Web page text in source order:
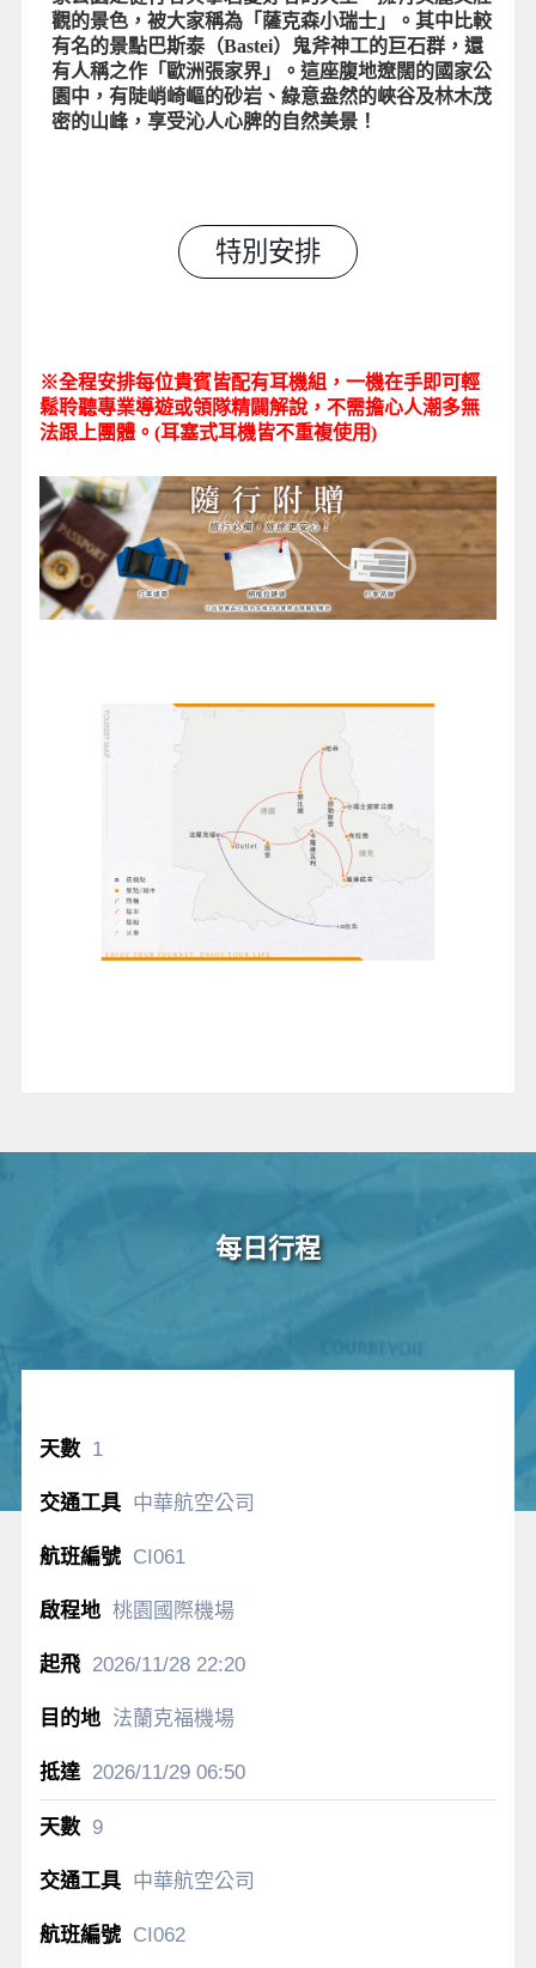
觀的景色，被大家稱為「薩克森小瑞士」。其中比較
有名的景點巴斯泰（Bastei）鬼斧神工的巨石群，還
有人稱之作「歐洲張家界」。這座腹地遼闊的國家公
園中，有陡峭崎嶇的砂岩、綠意盎然的峽谷及林木茂
密的山峰，享受沁人心脾的自然美景！
特別安排
※全程安排每位貴賓皆配有耳機組，一機在手即可輕
鬆聆聽專業導遊或領隊精闢解說，不需擔心人潮多無
法跟上團體。(耳塞式耳機皆不重複使用)
每日行程
1
中華航空公司
CI061
桃園國際機場
2026/11/2822:20
法蘭克福機場
2026/11/2906:50
9
中華航空公司
CI062